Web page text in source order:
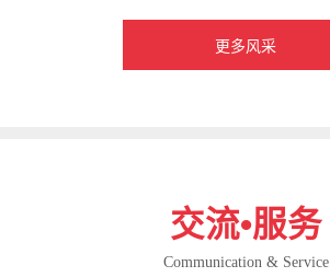
更多风采
交流•服务
Communication & Service